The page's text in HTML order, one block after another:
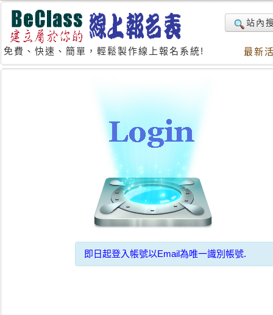
免費、快速、簡單，輕鬆製作線上報名系統!
站內
最新
即日起登入帳號以Email為唯一識別帳號.